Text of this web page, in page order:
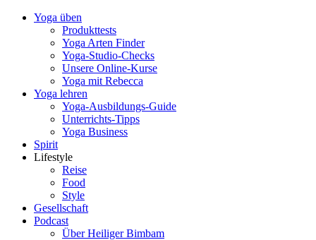
Yoga üben
Produkttests
Yoga Arten Finder
Yoga-Studio-Checks
Unsere Online-Kurse
Yoga mit Rebecca
Yoga lehren
Yoga-Ausbildungs-Guide
Unterrichts-Tipps
Yoga Business
Spirit
Lifestyle
Reise
Food
Style
Gesellschaft
Podcast
Über Heiliger Bimbam